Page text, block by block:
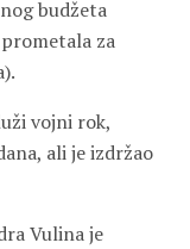
budžeta
za
vojni rok,
ali je izdržao
Vulina je